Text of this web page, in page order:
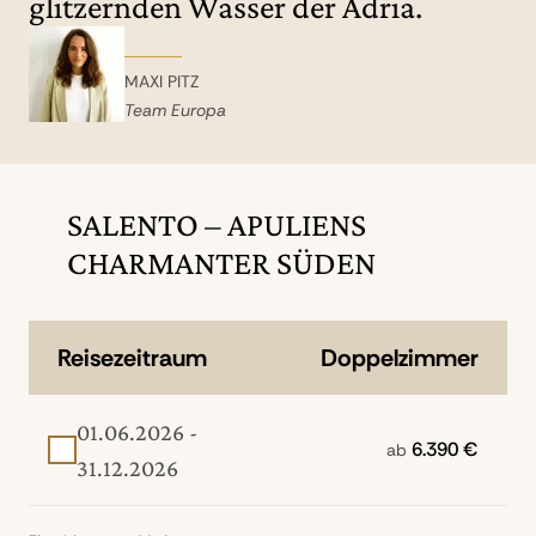
MAXI PITZ
Team Europa
SALENTO – APULIENS
CHARMANTER SÜDEN
Reisezeitraum Doppelzimmer
01.06.2026 -
31.12.2026
ab 6.390 €